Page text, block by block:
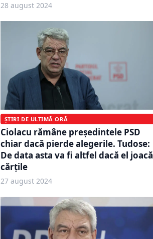
28 august 2024
ȘTIRI DE ULTIMĂ ORĂ
Ciolacu rămâne președintele PSD
chiar dacă pierde alegerile. Tudose:
De data asta va fi altfel dacă el joacă
cărţile
27 august 2024